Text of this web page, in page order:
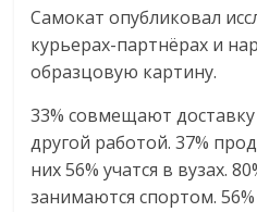
торговле,
сервисах
для
Commerce,
ритейле,
логистике,
технологиях,
Самокат опубликовал
курьерах-партнёрах и
образцовую картину.
33% совмещают
другой работой. 37%
них 56% учатся в вузах.
занимаются спортом.